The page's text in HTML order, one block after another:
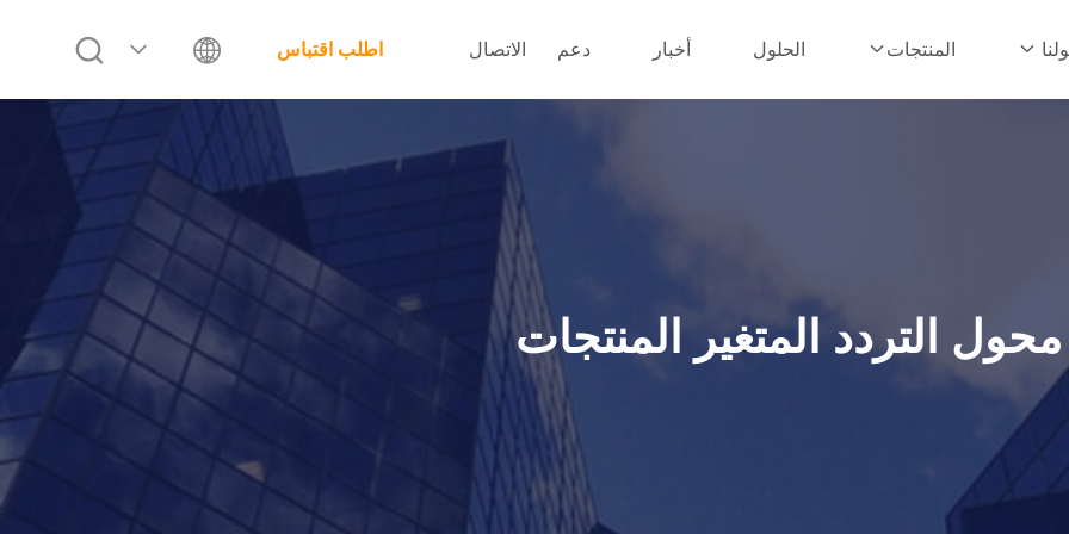
المنتجات الحلول أخبار دعم الاتصال اطلب اقتباس
محول التردد المتغير المنتجات